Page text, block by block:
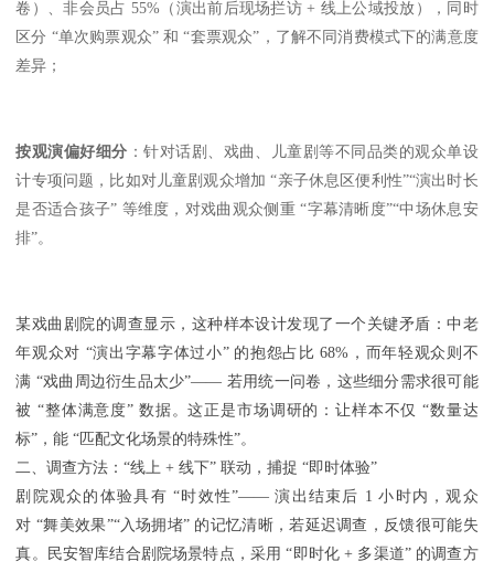
卷）、非会员占 55%（演出前后现场拦访 + 线上公域投放），同时
区分 “单次购票观众” 和 “套票观众”，了解不同消费模式下的满意度
差异；
按观演偏好细分 ：针对话剧、戏曲、儿童剧等不同品类的观众单设
计专项问题，比如对儿童剧观众增加 “亲子休息区便利性”“演出时长
是否适合孩子” 等维度，对戏曲观众侧重 “字幕清晰度”“中场休息安
排”。
某戏曲剧院的调查显示，这种样本设计发现了一个关键矛盾：中老
年观众对 “演出字幕字体过小” 的抱怨占比 68%，而年轻观众则不
满 “戏曲周边衍生品太少”—— 若用统一问卷，这些细分需求很可能
被 “整体满意度” 数据。这正是市场调研的：让样本不仅 “数量达
标”，能 “匹配文化场景的特殊性”。
二、调查方法：“线上 + 线下” 联动，捕捉 “即时体验”
剧院观众的体验具有 “时效性”—— 演出结束后 1 小时内，观众
对 “舞美效果”“入场拥堵” 的记忆清晰，若延迟调查，反馈很可能失
真。民安智库结合剧院场景特点，采用 “即时化 + 多渠道” 的调查方